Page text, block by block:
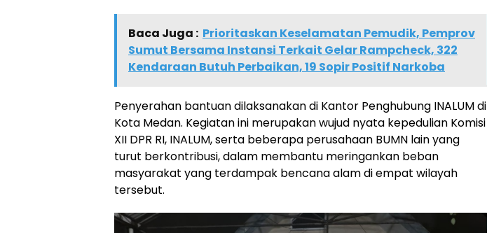
Baca Juga : Prioritaskan Keselamatan Pemudik, Pemprov
Sumut Bersama Instansi Terkait Gelar Rampcheck, 322
Kendaraan Butuh Perbaikan, 19 Sopir Positif Narkoba
Penyerahan bantuan dilaksanakan di Kantor Penghubung INALUM di
Kota Medan. Kegiatan ini merupakan wujud nyata kepedulian Komisi
XII DPR RI, INALUM, serta beberapa perusahaan BUMN lain yang
turut berkontribusi, dalam membantu meringankan beban
masyarakat yang terdampak bencana alam di empat wilayah
tersebut.